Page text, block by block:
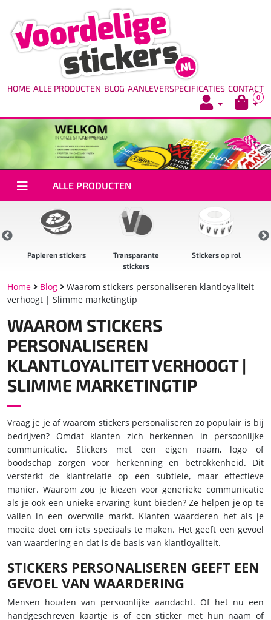
HOME ALLE PRODUCTEN BLOG AANLEVERSPECIFICATIES CONTACT
0
ALLE PRODUCTEN
Papieren stickers
Transparante
stickers
Stickers op rol
Home Blog
Waarom stickers personaliseren klantloyaliteit
verhoogt | Slimme marketingtip
WAAROM STICKERS
PERSONALISEREN
KLANTLOYALITEIT VERHOOGT |
SLIMME MARKETINGTIP
Vraag je je af waarom stickers personaliseren zo populair is bij
bedrijven? Omdat klanten zich herkennen in persoonlijke
communicatie. Stickers met een eigen naam, logo of
boodschap zorgen voor herkenning en betrokkenheid. Dit
versterkt de klantrelatie op een subtiele, maar effectieve
manier. Waarom zou je kiezen voor generieke communicatie
als je ook een unieke ervaring kunt bieden? Ze helpen je op te
vallen in een overvolle markt. Klanten waarderen het als je
moeite doet om iets speciaals te maken. Het geeft een gevoel
van waardering en dat is de basis van klantloyaliteit.
STICKERS PERSONALISEREN GEEFT EEN
GEVOEL VAN WAARDERING
Mensen houden van persoonlijke aandacht. Of het nu een
handgeschreven kaartje is of een sticker met hun naam of